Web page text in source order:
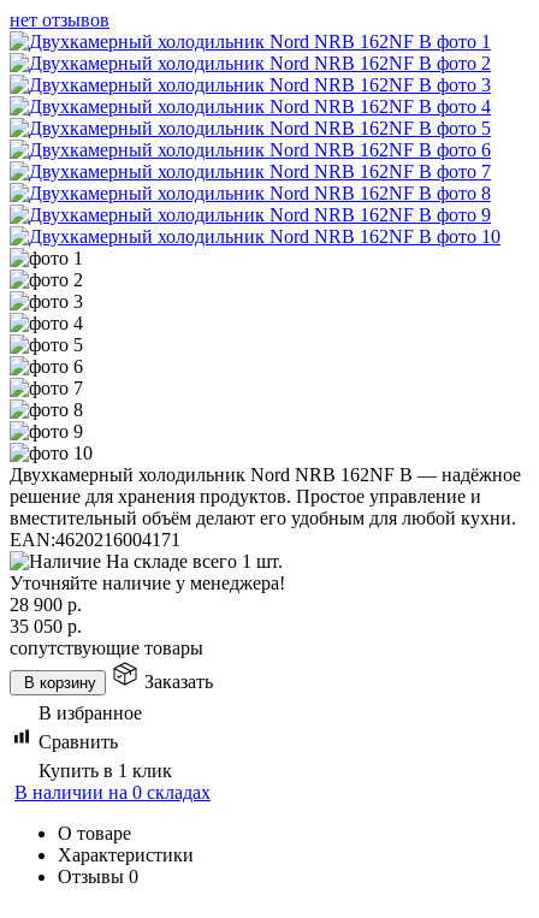
нет отзывов
Двухкамерный холодильник Nord NRB 162NF B — надёжное
решение для хранения продуктов. Простое управление и
вместительный объём делают его удобным для любой кухни.
EAN:4620216004171
На складе всего 1 шт.
Уточняйте наличие у менеджера!
28 900 р.
35 050 р.
сопутствующие товары
В корзину
Заказать
В избранное
Сравнить
Купить в 1 клик
В наличии на 0 складах
О товаре
Характеристики
Отзывы 0